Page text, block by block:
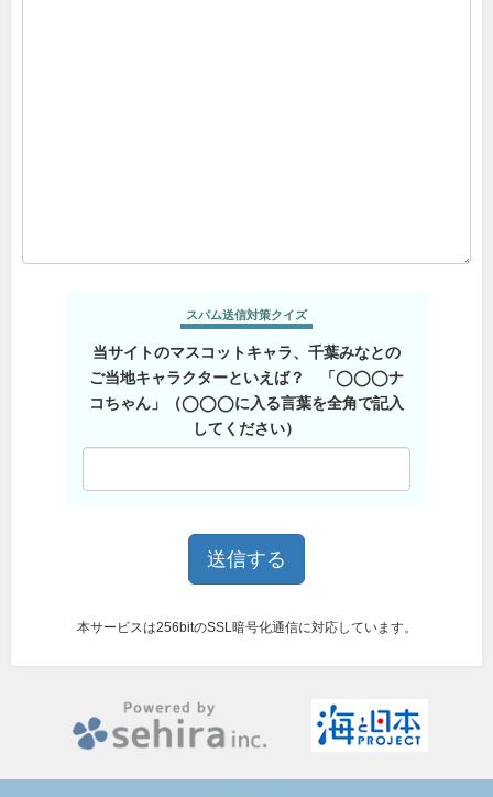
スパム送信対策クイズ
当サイトのマスコットキャラ、千葉みなとの
ご当地キャラクターといえば？ 「◯◯◯ナ
コちゃん」（◯◯◯に入る言葉を全角で記入
してください）
本サービスは256bitのSSL暗号化通信に対応しています。